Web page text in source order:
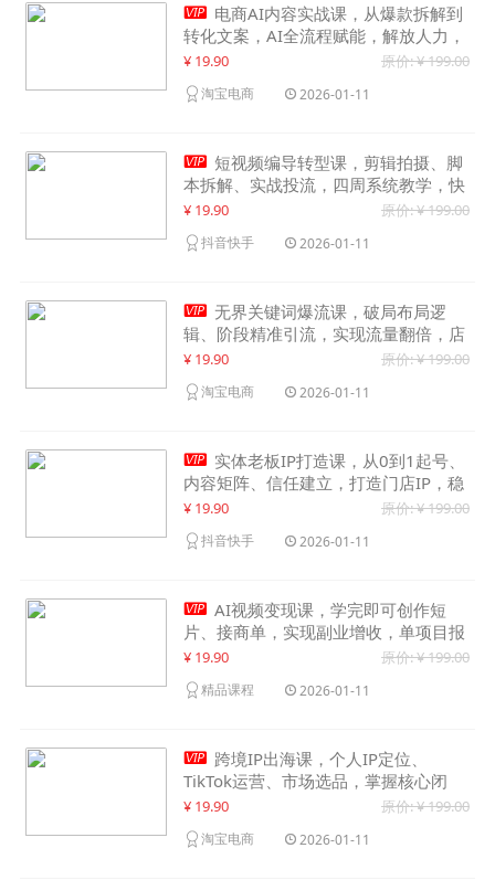
 电商AI内容实战课，从爆款拆解到
转化文案，AI全流程赋能，解放人力，
单月节省内容成本数万元
¥ 19.90 原价: ¥ 199.00
淘宝电商 2026-01-11
 短视频编导转型课，剪辑拍摄、脚
本拆解、实战投流，四周系统教学，快
速入行月入2w+
¥ 19.90 原价: ¥ 199.00
抖音快手 2026-01-11
 无界关键词爆流课，破局布局逻
辑、阶段精准引流，实现流量翻倍，店
铺业绩增长50%+
¥ 19.90 原价: ¥ 199.00
淘宝电商 2026-01-11
 实体老板IP打造课，从0到1起号、
内容矩阵、信任建立，打造门店IP，稳
定获客增收
¥ 19.90 原价: ¥ 199.00
抖音快手 2026-01-11
 AI视频变现课，学完即可创作短
片、接商单，实现副业增收，单项目报
价可达千元
¥ 19.90 原价: ¥ 199.00
精品课程 2026-01-11
 跨境IP出海课，个人IP定位、
TikTok运营、市场选品，掌握核心闭
环，实现月入1万美金+
¥ 19.90 原价: ¥ 199.00
淘宝电商 2026-01-11